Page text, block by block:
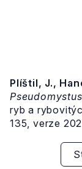
Plíštil, J.,
Pseudomystus
ryb a
135, verze